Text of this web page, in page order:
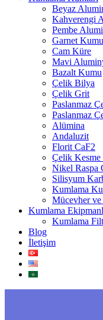
Beyaz
Kahverengi
Pembe
Garnet Kumu
Cam Küre
Mavi
Bazalt Kumu
Çelik Bilya
Çelik Grit
Paslanmaz
Paslanmaz
Alümina
Andaluzit
Florit CaF2
Çelik Kesme
Nikel Raspa
Silisyum
Kumlama
Mücevher
Kumlama
Kumlama
Blog
İletişim